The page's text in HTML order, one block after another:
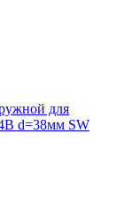
для
d=38мм SW